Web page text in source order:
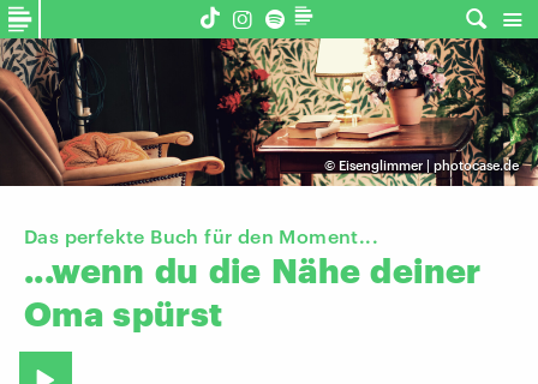
© Eisenglimmer | photocase.de
Das perfekte Buch für den Moment...
...wenn du die Nähe deiner
Oma spürst